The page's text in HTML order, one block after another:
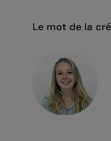
Le mot de la